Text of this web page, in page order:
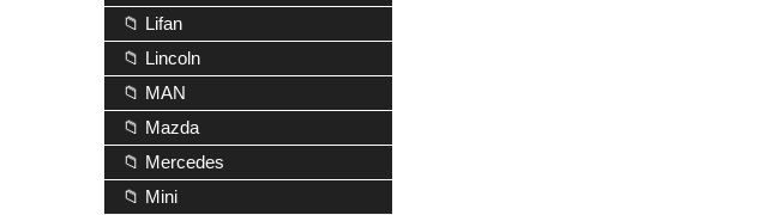
📁 Lifan
📁 Lincoln
📁 MAN
📁 Mazda
📁 Mercedes
📁 Mini